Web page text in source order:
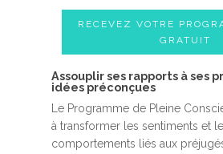
RECEVEZ VOTRE
GRATUIT
Assouplir ses rapports à ses
idées préconçues
Le Programme de Pleine
à transformer les sentiments et
comportements liés aux